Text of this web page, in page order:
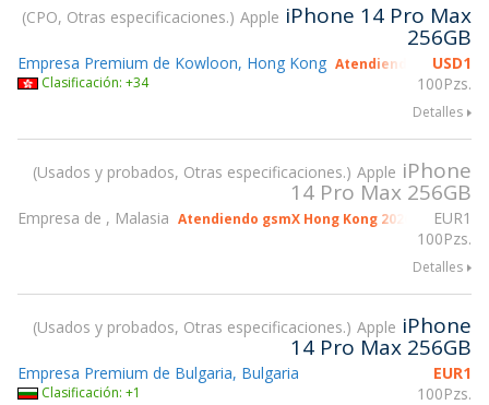
CPO, Otras especificaciones. Apple iPhone 14 Pro Max
256GB
USD1
100Pzs.
Empresa Premium de Kowloon, Hong Kong Atendiendo gsmX
Clasificación: +34
Detalles
Usados y probados, Otras especificaciones. Apple iPhone
14 Pro Max 256GB
EUR1
100Pzs.
Empresa de , Malasia Atendiendo gsmX Hong Kong 2026
Detalles
Usados y probados, Otras especificaciones. Apple iPhone
14 Pro Max 256GB
EUR1
100Pzs.
Empresa Premium de Bulgaria, Bulgaria
Clasificación: +1